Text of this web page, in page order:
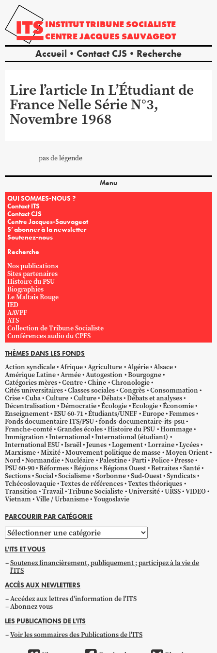
INSTITUTTRIBUNE SOCIALISTE
CENTREJACQUES SAUVAGEOT
Accueil Contact CJS Recherche
Lire l’article In L’Étudiant de
France Nelle Série N°3,
Novembre 1968
pas de légende
Menu
QUI SOMMES-NOUS ?
Contact ITS
Contact CJS
Centre Jacques-Sauvageot
S’abonner à la newsletter
Soutenez-nous
Recherche
Nos publications
Sites partenaires
Histoire du PSU
Biographies
Le Maltais Rouge
IED
AAVPF
ATS
Collection de Tribune Socialiste
Conférences audio du CPFS
THÈMES DANS LES FONDS
Action syndicale Afrique Agriculture Algérie Alsace
Amérique Latine Armée Autogestion
Bourgogne
Catégories mères Centre Chine Chronologie
Cités universitaires Classes sociales Congrès Consommation
Crise Cuba Culture Culture Débats Débats et analyses
Décentralisation Démocratie Écologie Ecologie Économie
Enseignement ESU 60-71 Étudiants/UNEF Europe Femmes
Fonds documentaire ITS/PSU fonds-documentaire-its-psu
Franche-comté Grandes écoles Histoire du PSU Hommage
Immigration International International (étudiant)
International ESU Israël Jeunes Logement Lorraine Lycées
Marxisme Mixité Mouvement politique de masse Moyen Orient
Nord Normandie Nucléaire Palestine Parti Police Presse
PSU 60-90 Réformes Régions Régions Ouest Retraites Santé
Sections Social Socialisme Sorbonne Sud-Ouest Syndicats
Tchécoslovaquie Textes de références Textes théoriques
Transition Travail Tribune Socialiste Université URSS VIDEO
Vietnam Ville / Urbanisme Yougoslavie
PARCOURIR PAR CATÉGORIE
Parcourir
par
catégorie
L'ITS ET VOUS
Soutenez financièrement, publiquement ; participez à la vie de
l'ITS
ACCÈS AUX NEWLETTERS
Accédez aux lettres d'information de l'ITS
Abonnez vous
LES PUBLICATIONS DE L'ITS
Voir les sommaires des Publications de l'ITS